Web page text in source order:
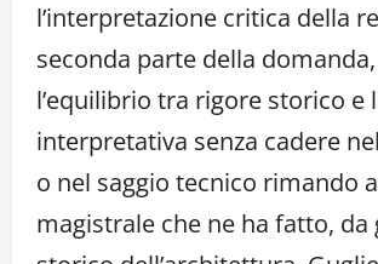
l’interpretazione critica della
seconda parte della
l’equilibrio tra rigore storico e
interpretativa senza cadere
o nel saggio tecnico rimando
magistrale che ne ha fatto, da